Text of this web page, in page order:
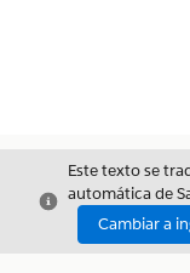
Cerrar
Este texto se
automática de
Cambiar a